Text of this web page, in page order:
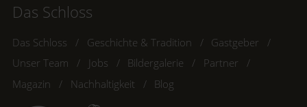
Das Schloss
Das Schloss Geschichte & Tradition
Gastgeber
Unser Team
Jobs Bildergalerie
Partner
Magazin
Nachhaltigkeit Blog